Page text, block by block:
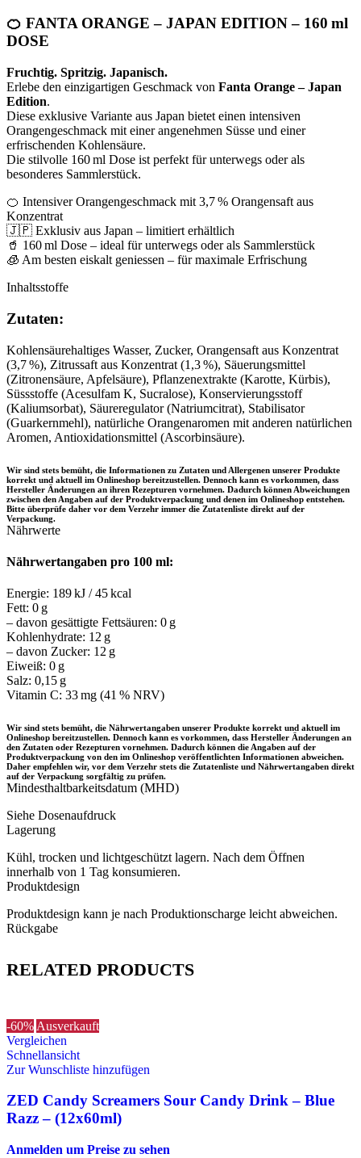
🍊 FANTA ORANGE – JAPAN EDITION – 160 ml
DOSE
Fruchtig. Spritzig. Japanisch.
Erlebe den einzigartigen Geschmack von Fanta Orange – Japan
Edition.
Diese exklusive Variante aus Japan bietet einen intensiven
Orangengeschmack mit einer angenehmen Süsse und einer
erfrischenden Kohlensäure.
Die stilvolle 160 ml Dose ist perfekt für unterwegs oder als
besonderes Sammlerstück.
🍊 Intensiver Orangengeschmack mit 3,7 % Orangensaft aus
Konzentrat
🇯🇵 Exklusiv aus Japan – limitiert erhältlich
🥤 160 ml Dose – ideal für unterwegs oder als Sammlerstück
🧊 Am besten eiskalt geniessen – für maximale Erfrischung
Inhaltsstoffe
Zutaten:
Kohlensäurehaltiges Wasser, Zucker, Orangensaft aus Konzentrat
(3,7 %), Zitrussaft aus Konzentrat (1,3 %), Säuerungsmittel
(Zitronensäure, Apfelsäure), Pflanzenextrakte (Karotte, Kürbis),
Süssstoffe (Acesulfam K, Sucralose), Konservierungsstoff
(Kaliumsorbat), Säureregulator (Natriumcitrat), Stabilisator
(Guarkernmehl), natürliche Orangenaromen mit anderen natürlichen
Aromen, Antioxidationsmittel (Ascorbinsäure).
Wir sind stets bemüht, die Informationen zu Zutaten und Allergenen unserer Produkte
korrekt und aktuell im Onlineshop bereitzustellen. Dennoch kann es vorkommen, dass
Hersteller Änderungen an ihren Rezepturen vornehmen. Dadurch können Abweichungen
zwischen den Angaben auf der Produktverpackung und denen im Onlineshop entstehen.
Bitte überprüfe daher vor dem Verzehr immer die Zutatenliste direkt auf der
Verpackung.
Nährwerte
Nährwertangaben pro 100 ml:
Energie: 189 kJ / 45 kcal
Fett: 0 g
– davon gesättigte Fettsäuren: 0 g
Kohlenhydrate: 12 g
– davon Zucker: 12 g
Eiweiß: 0 g
Salz: 0,15 g
Vitamin C: 33 mg (41 % NRV)
Wir sind stets bemüht, die Nährwertangaben unserer Produkte korrekt und aktuell im
Onlineshop bereitzustellen. Dennoch kann es vorkommen, dass Hersteller Änderungen an
den Zutaten oder Rezepturen vornehmen. Dadurch können die Angaben auf der
Produktverpackung von den im Onlineshop veröffentlichten Informationen abweichen.
Daher empfehlen wir, vor dem Verzehr stets die Zutatenliste und Nährwertangaben direkt
auf der Verpackung sorgfältig zu prüfen.
Mindesthaltbarkeitsdatum (MHD)
Siehe Dosenaufdruck
Lagerung
Kühl, trocken und lichtgeschützt lagern. Nach dem Öffnen
innerhalb von 1 Tag konsumieren.
Produktdesign
Produktdesign kann je nach Produktionscharge leicht abweichen.
Rückgabe
RELATED PRODUCTS
-60% Ausverkauft
Vergleichen
Schnellansicht
Zur Wunschliste hinzufügen
ZED Candy Screamers Sour Candy Drink – Blue
Razz – (12x60ml)
Anmelden um Preise zu sehen